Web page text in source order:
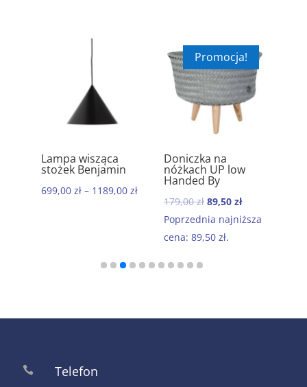
5.00
Lampa wisząca
stożek Benjamin
699,00 zł– 1189,00 zł
Promocja!
5.00
Doniczka na
nóżkach UP low
Handed By
179,00zł Pierwotna
cena
wynosiła:
89,50 złAktualna
cena
Poprzednia najniższa
cena: 89,50 zł.
 Telefon